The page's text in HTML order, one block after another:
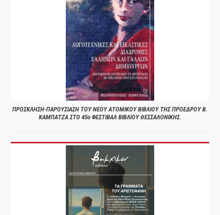
ΠΡΟΣΚΛΗΣΗ-ΠΑΡΟΥΣΙΑΣΗ ΤΟΥ ΝΕΟΥ ΑΤΟΜΙΚΟΥ ΒΙΒΛΙΟΥ ΤΗΣ ΠΡΟΕΔΡΟΥ Β.
ΚΑΜΠΑΤΖΑ ΣΤΟ 45ο ΦΕΣΤΙΒΑΛ ΒΙΒΛΙΟΥ ΘΕΣΣΑΛΟΝΙΚΗΣ.